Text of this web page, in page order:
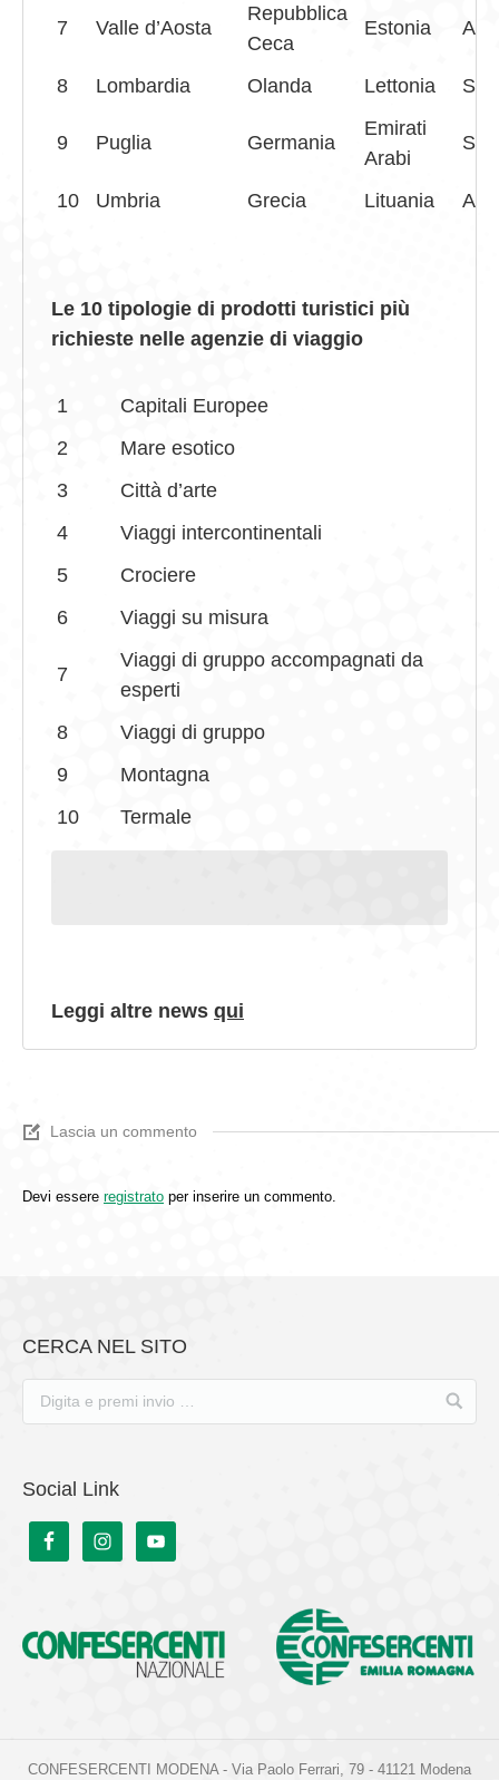
7 Valle d’Aosta
Repubblica
Ceca
Estonia
8 Lombardia Olanda Lettonia
9 Puglia Germania
Emirati
Arabi
10 Umbria Grecia Lituania
Le 10 tipologie di prodotti turistici più
richieste nelle agenzie di viaggio
1
Capitali Europee
2
Mare esotico
3
Città d’arte
4
Viaggi intercontinentali
5
Crociere
6
Viaggi su misura
7
Viaggi di gruppo accompagnati da
esperti
8
Viaggi di gruppo
9
Montagna
10
Termale
Leggi altre news qui
Lascia un commento
Devi essere registrato per inserire un commento.
CERCA NEL SITO
Social Link
CONFESERCENTI MODENA - Via Paolo Ferrari, 79 - 41121 Modena